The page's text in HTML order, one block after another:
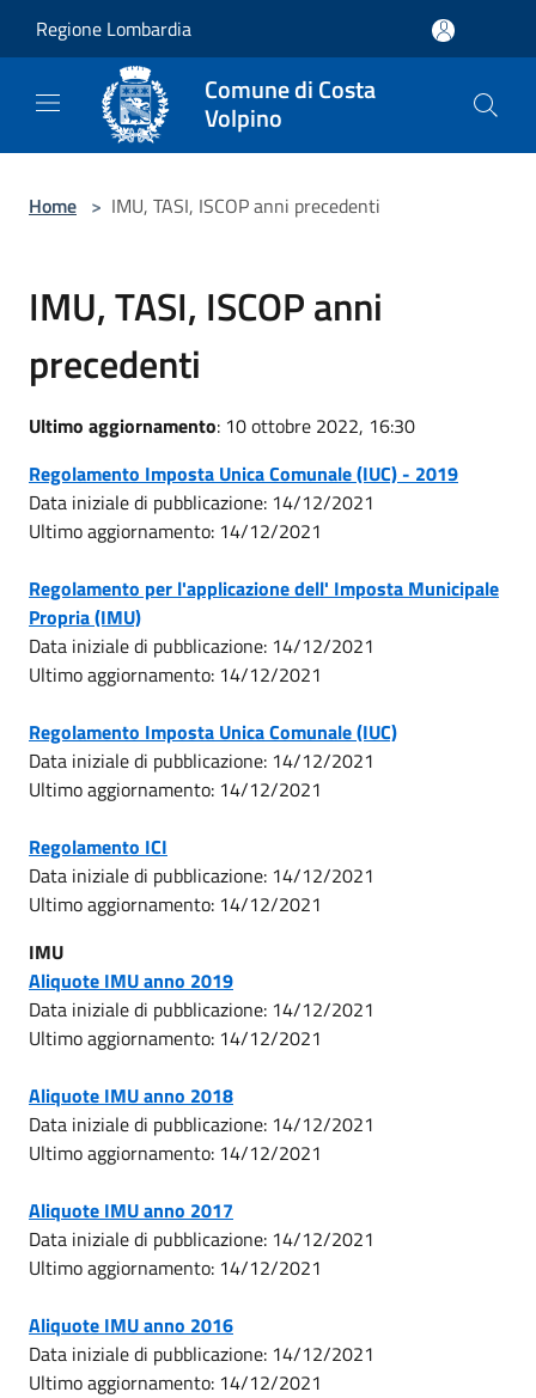
Regione Lombardia
Comune di Costa
Volpino
Home > IMU, TASI, ISCOP anni precedenti
IMU, TASI, ISCOP anni
precedenti
Ultimo aggiornamento: 10 ottobre 2022, 16:30
Regolamento Imposta Unica Comunale (IUC) - 2019
Data iniziale di pubblicazione: 14/12/2021
Ultimo aggiornamento: 14/12/2021
Regolamento per l'applicazione dell' Imposta Municipale
Propria (IMU)
Data iniziale di pubblicazione: 14/12/2021
Ultimo aggiornamento: 14/12/2021
Regolamento Imposta Unica Comunale (IUC)
Data iniziale di pubblicazione: 14/12/2021
Ultimo aggiornamento: 14/12/2021
Regolamento ICI
Data iniziale di pubblicazione: 14/12/2021
Ultimo aggiornamento: 14/12/2021
IMU
Aliquote IMU anno 2019
Data iniziale di pubblicazione: 14/12/2021
Ultimo aggiornamento: 14/12/2021
Aliquote IMU anno 2018
Data iniziale di pubblicazione: 14/12/2021
Ultimo aggiornamento: 14/12/2021
Aliquote IMU anno 2017
Data iniziale di pubblicazione: 14/12/2021
Ultimo aggiornamento: 14/12/2021
Aliquote IMU anno 2016
Data iniziale di pubblicazione: 14/12/2021
Ultimo aggiornamento: 14/12/2021